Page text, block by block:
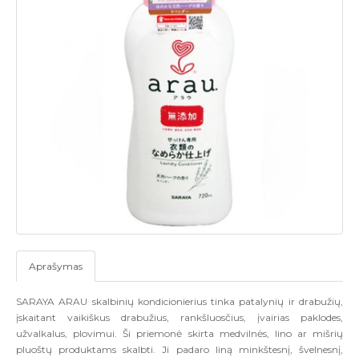
Aprašymas
SARAYA ARAU skalbinių kondicionierius tinka patalynių ir drabužių,
įskaitant vaikiškus drabužius, rankšluosčius, įvairias paklodes,
užvalkalus, plovimui. Ši priemonė skirta medvilnės, lino ar mišrių
pluoštų produktams skalbti. Ji padaro liną minkštesnį, švelnesnį,